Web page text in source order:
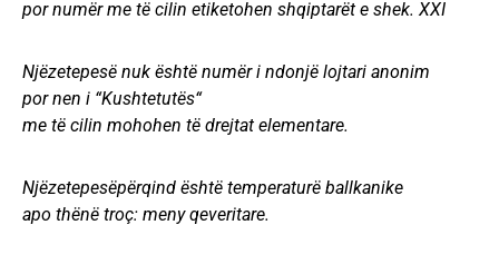
por numër me të cilin etiketohen shqiptarët e shek. XXI
Njëzetepesë nuk është numër i ndonjë lojtari anonim
por nen i “Kushtetutës“
me të cilin mohohen të drejtat elementare.
Njëzetepesëpërqind është temperaturë ballkanike
apo thënë troç: meny qeveritare.